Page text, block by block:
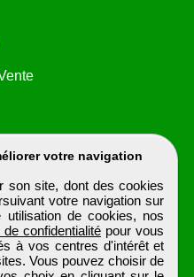
votre navigation
son site, dont des cookies
votre navigation sur
de cookies, nos
de confidentialité pour vous
à vos centres d'intérêt et
Vous pouvez choisir de